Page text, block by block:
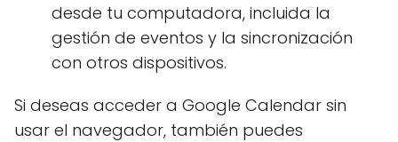
desde tu computadora, incluida la
gestión de eventos y la sincronización
con otros dispositivos.
Si deseas acceder a Google Calendar sin
usar el navegador, también puedes